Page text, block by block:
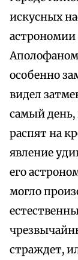
искусных
астрономии
особенно
видел
самый
распят на
явление
его
могло
страждет,